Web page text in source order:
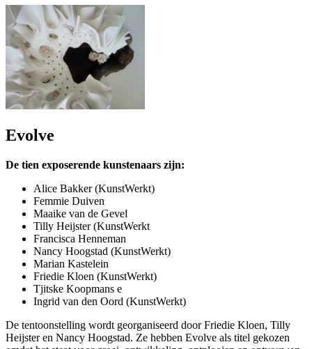
Evolve
De tien exposerende kunstenaars zijn:
Alice Bakker (KunstWerkt)
Femmie Duiven
Maaike van de Gevel
Tilly Heijster (KunstWerkt
Francisca Henneman
Nancy Hoogstad (KunstWerkt)
Marian Kastelein
Friedie Kloen (KunstWerkt)
Tjitske Koopmans e
Ingrid van den Oord (KunstWerkt)
De tentoonstelling wordt georganiseerd door Friedie Kloen, Tilly
Heijster en Nancy Hoogstad. Ze hebben Evolve als titel gekozen